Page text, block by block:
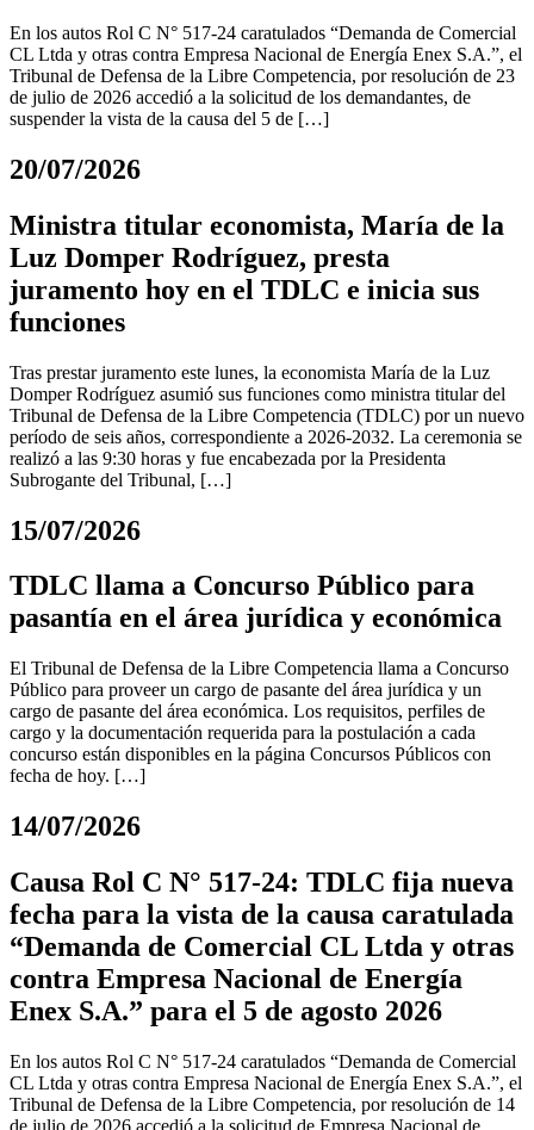
En los autos Rol C N° 517-24 caratulados “Demanda de Comercial
CL Ltda y otras contra Empresa Nacional de Energía Enex S.A.”, el
Tribunal de Defensa de la Libre Competencia, por resolución de 23
de julio de 2026 accedió a la solicitud de los demandantes, de
suspender la vista de la causa del 5 de […]
20/07/2026
Ministra titular economista, María de la
Luz Domper Rodríguez, presta
juramento hoy en el TDLC e inicia sus
funciones
Tras prestar juramento este lunes, la economista María de la Luz
Domper Rodríguez asumió sus funciones como ministra titular del
Tribunal de Defensa de la Libre Competencia (TDLC) por un nuevo
período de seis años, correspondiente a 2026-2032. La ceremonia se
realizó a las 9:30 horas y fue encabezada por la Presidenta
Subrogante del Tribunal, […]
15/07/2026
TDLC llama a Concurso Público para
pasantía en el área jurídica y económica
El Tribunal de Defensa de la Libre Competencia llama a Concurso
Público para proveer un cargo de pasante del área jurídica y un
cargo de pasante del área económica. Los requisitos, perfiles de
cargo y la documentación requerida para la postulación a cada
concurso están disponibles en la página Concursos Públicos con
fecha de hoy. […]
14/07/2026
Causa Rol C N° 517-24: TDLC fija nueva
fecha para la vista de la causa caratulada
“Demanda de Comercial CL Ltda y otras
contra Empresa Nacional de Energía
Enex S.A.” para el 5 de agosto 2026
En los autos Rol C N° 517-24 caratulados “Demanda de Comercial
CL Ltda y otras contra Empresa Nacional de Energía Enex S.A.”, el
Tribunal de Defensa de la Libre Competencia, por resolución de 14
de julio de 2026 accedió a la solicitud de Empresa Nacional de